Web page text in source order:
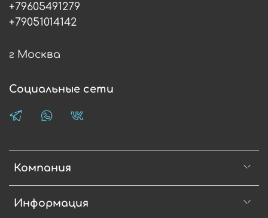
Компания
Информация
+79605491279
+79051014142
г Москва
Социальные сети